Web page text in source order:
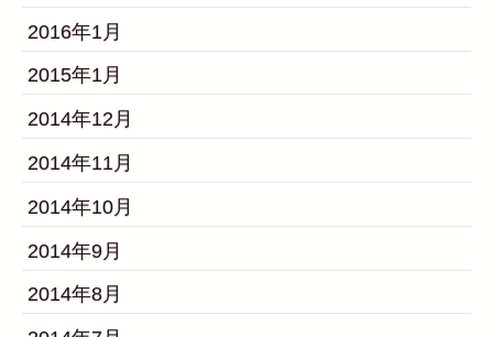
2016年1月
2015年1月
2014年12月
2014年11月
2014年10月
2014年9月
2014年8月